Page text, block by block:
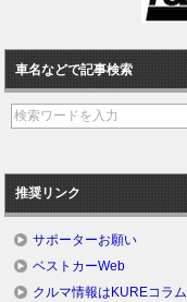
車名などで記事検索
推奨リンク
サポーターお願い
ベストカーWeb
クルマ情報はKUREコラム